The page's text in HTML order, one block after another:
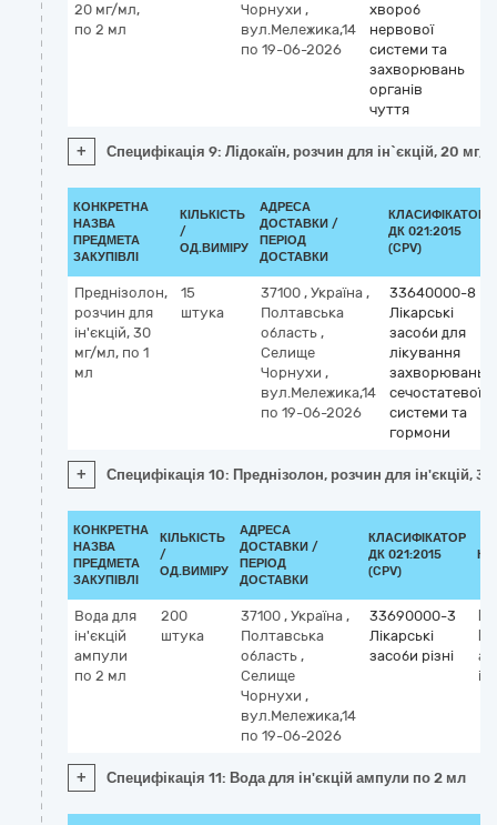
20 мг/мл,
по 2 мл
Чорнухи ,
вул.Мележика,14
по 19-06-2026
хвороб
нервової
системи та
захворювань
органів
чуття
+ Специфікація 9: Лідокаїн, розчин для ін`єкцій, 20
КОНКРЕТНА
НАЗВА
ПРЕДМЕТА
ЗАКУПІВЛІ
КІЛЬКІСТЬ
/
ОД.ВИМІРУ
АДРЕСА
ДОСТАВКИ /
ПЕРІОД
ДОСТАВКИ
КЛАСИФІКАТОР
ДК 021:2015
(CPV)
Преднізолон,
розчин для
ін'єкцій, 30
мг/мл, по 1
мл
15
штука
37100 , Україна ,
Полтавська
область ,
Селище
Чорнухи ,
вул.Мележика,14
по 19-06-2026
33640000-8
Лікарські
засоби для
лікування
захворювань
сечостатевої
системи та
гормони
+ Специфікація 10: Преднізолон, розчин для ін'єкцій,
КОНКРЕТНА
НАЗВА
ПРЕДМЕТА
ЗАКУПІВЛІ
КІЛЬКІСТЬ
/
ОД.ВИМІРУ
АДРЕСА
ДОСТАВКИ /
ПЕРІОД
ДОСТАВКИ
КЛАСИФІКАТОР
ДК 021:2015
(CPV)
Вода для
ін'єкцій
ампули
по 2 мл
200
штука
37100 , Україна ,
Полтавська
область ,
Селище
Чорнухи ,
вул.Мележика,14
по 19-06-2026
33690000-3
Лікарські
засоби різні
+ Специфікація 11: Вода для ін'єкцій ампули по 2 мл